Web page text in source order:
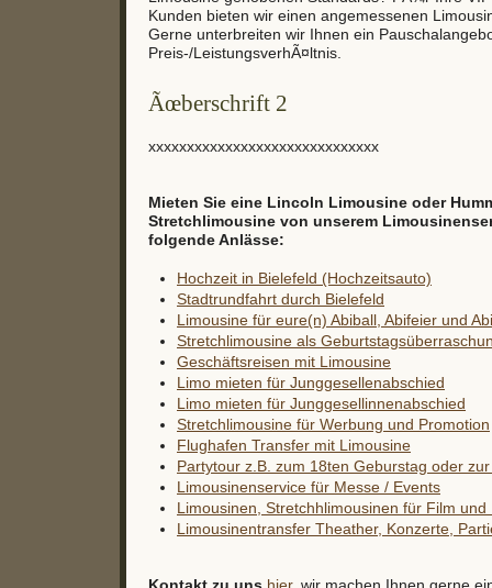
Kunden bieten wir einen angemessenen
Gerne unterbreiten wir Ihnen ein
Preis-/LeistungsverhÃ¤ltnis.
Ãœberschrift 2
xxxxxxxxxxxxxxxxxxxxxxxxxxxxxx
Mieten Sie eine Lincoln Limousine oder
Stretchlimousine von unserem
folgende Anlässe:
Hochzeit in Bielefeld (Hochzeitsauto)
Stadtrundfahrt durch Bielefeld
Limousine für eure(n) Abiball, Abifeier und
Stretchlimousine als
Geschäftsreisen mit Limousine
Limo mieten für Junggesellenabschied
Limo mieten für Junggesellinnenabschied
Stretchlimousine für Werbung und Promotion
Flughafen Transfer mit Limousine
Partytour z.B. zum 18ten Geburstag oder
Limousinenservice für Messe / Events
Limousinen, Stretchhlimousinen für Film und
Limousinentransfer Theather, Konzerte,